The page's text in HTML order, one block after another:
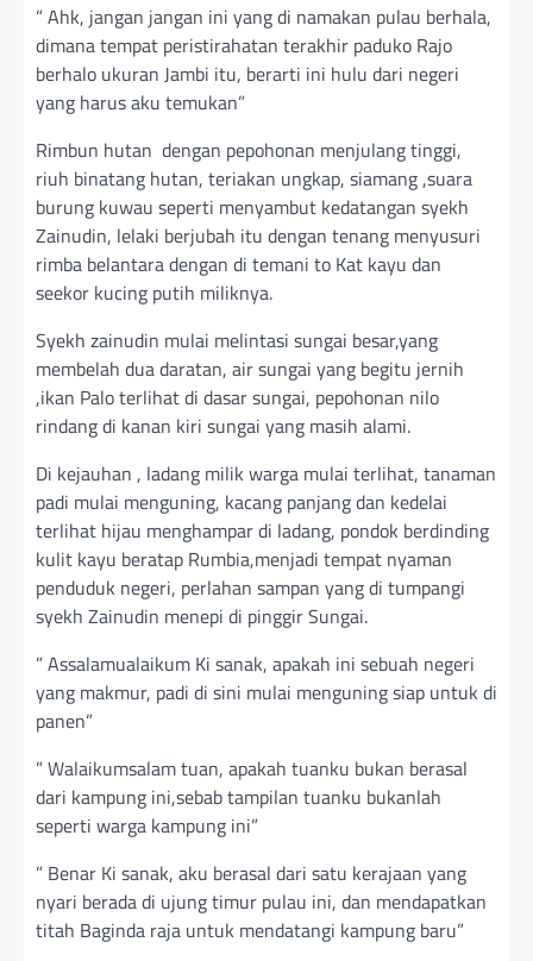
” Ahk, jangan jangan ini yang di namakan pulau berhala,
dimana tempat peristirahatan terakhir paduko Rajo
berhalo ukuran Jambi itu, berarti ini hulu dari negeri
yang harus aku temukan”
Rimbun hutan dengan pepohonan menjulang tinggi,
riuh binatang hutan, teriakan ungkap, siamang ,suara
burung kuwau seperti menyambut kedatangan syekh
Zainudin, lelaki berjubah itu dengan tenang menyusuri
rimba belantara dengan di temani to Kat kayu dan
seekor kucing putih miliknya.
Syekh zainudin mulai melintasi sungai besar,yang
membelah dua daratan, air sungai yang begitu jernih
,ikan Palo terlihat di dasar sungai, pepohonan nilo
rindang di kanan kiri sungai yang masih alami.
Di kejauhan , ladang milik warga mulai terlihat, tanaman
padi mulai menguning, kacang panjang dan kedelai
terlihat hijau menghampar di ladang, pondok berdinding
kulit kayu beratap Rumbia,menjadi tempat nyaman
penduduk negeri, perlahan sampan yang di tumpangi
syekh Zainudin menepi di pinggir Sungai.
” Assalamualaikum Ki sanak, apakah ini sebuah negeri
yang makmur, padi di sini mulai menguning siap untuk di
panen”
” Walaikumsalam tuan, apakah tuanku bukan berasal
dari kampung ini,sebab tampilan tuanku bukanlah
seperti warga kampung ini”
” Benar Ki sanak, aku berasal dari satu kerajaan yang
nyari berada di ujung timur pulau ini, dan mendapatkan
titah Baginda raja untuk mendatangi kampung baru”